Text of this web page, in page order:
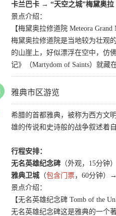
卡兰巴卡 → “天空之城”梅黛奥
景点介绍：
【梅黛奥拉修道院 Meteora Grand
梅黛奥拉修道院是当地较为壮观
的山崖上，好似漂浮在空中，仿
记》（Martydom of Saints）就藏
雅典市区游览
希腊的首都雅典，被称为西方文
雄的传说和史诗般的战争叙述着
行程安排：
无名英雄纪念碑 （外观，15分
雅典卫城 （包含门票，60分钟）
景点介绍：
【无名英雄纪念碑 Tomb of the
无名英雄纪念碑这是雅典的一个